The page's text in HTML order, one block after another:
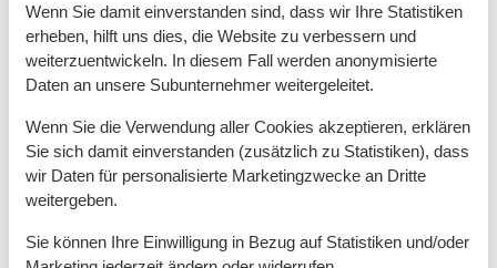
gehören in einigen Häusern zur Ausstattung. Für Sie
selbst gibt es moderne Küchen, gemütliche
Wohnbereiche, WLAN, Terrasse oder Balkon und oft
Gemeinsam die Ostseeküste entdecken
Dierhagen bietet eine Vielzahl an Möglichkeiten,
breite Sandstrand ist ideal für ausgedehnte
Wenn Sie damit einverstanden sind, dass wir Ihre Statistiken
erheben, hilft uns dies, die Website zu verbessern und
weiterzuentwickeln. In diesem Fall werden anonymisierte
Daten an unsere Subunternehmer weitergeleitet.
Wenn Sie die Verwendung aller Cookies akzeptieren, erklären
Sie sich damit einverstanden (zusätzlich zu Statistiken), dass
wir Daten für personalisierte Marketingzwecke an Dritte
weitergeben.
Sie können Ihre Einwilligung in Bezug auf Statistiken und/oder